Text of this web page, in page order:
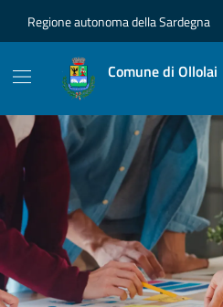
Regione autonoma della Sardegna
Comune di Ollolai